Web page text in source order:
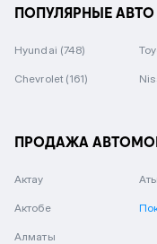
ПОПУЛЯРНЫЕ
Hyundai (748)
Chevrolet (161)
ПРОДАЖА
Актау
Актобе
Алматы